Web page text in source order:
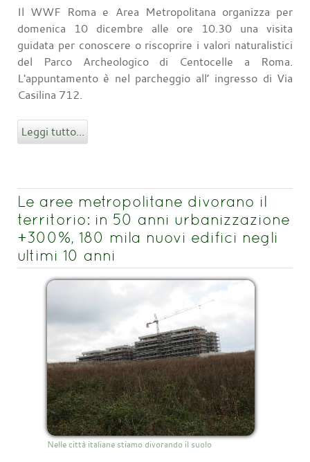
Il WWF Roma e Area Metropolitana organizza per
domenica 10 dicembre alle ore 10.30 una visita
guidata per conoscere o riscoprire i valori naturalistici
del Parco Archeologico di Centocelle a Roma.
L'appuntamento è nel parcheggio all’ ingresso di Via
Casilina 712.
Leggi tutto...
Le aree metropolitane divorano il
territorio: in 50 anni urbanizzazione
+300%, 180 mila nuovi edifici negli
ultimi 10 anni
Nelle città italiane stiamo divorando il suolo